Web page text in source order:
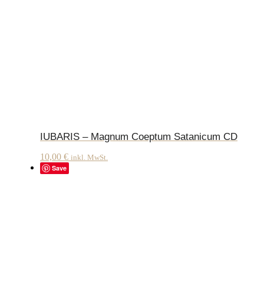
IUBARIS – Magnum Coeptum Satanicum CD
10,00 € inkl. MwSt.
Save